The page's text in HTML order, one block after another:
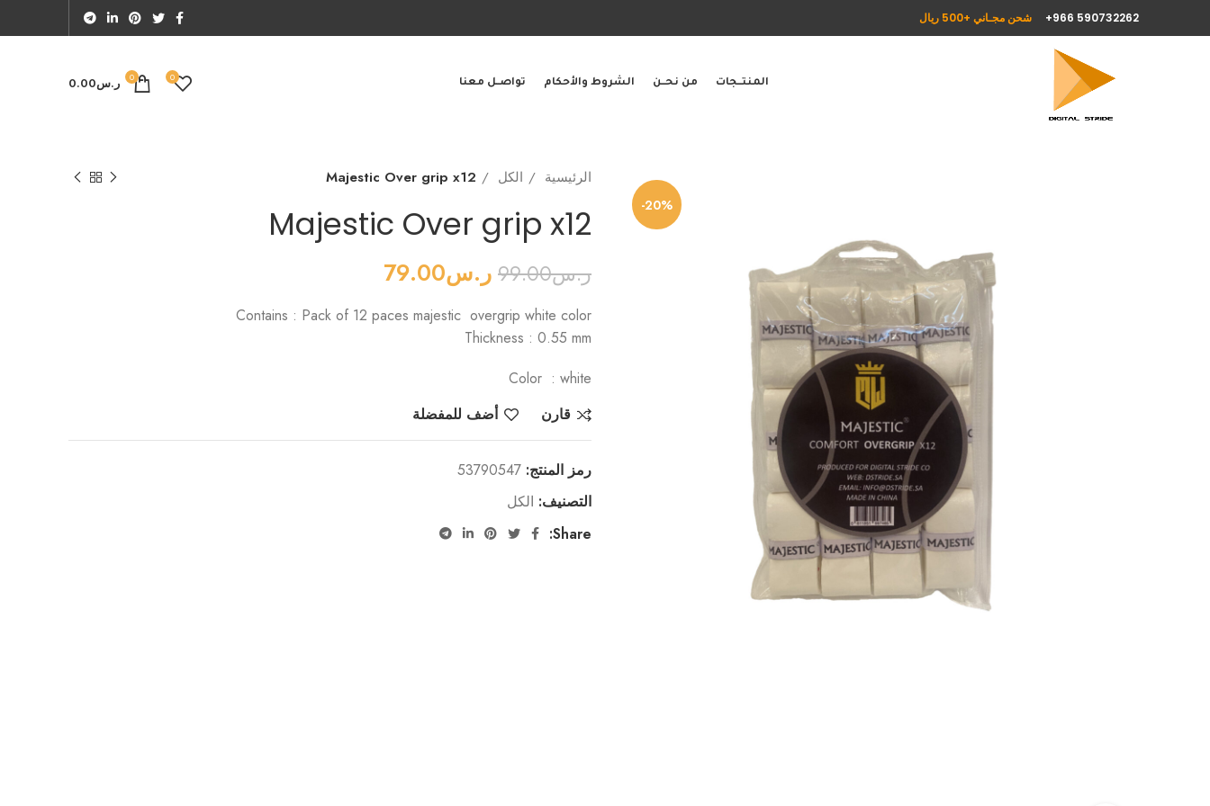
شحن مجـاني +500 ريال
المنتــجات من نحــن الشروط والأحكام تواصــل معنا
0
0 ر.س0.00
-20%
الرئيسية الكل Majestic Over grip x12
Majestic Over grip x12
ر.س99.00 ر.س79.00
Contains : Pack of 12 paces majestic overgrip white color
Thickness : 0.55 mm
Color : white
قارن
أضف للمفضلة
رمز المنتج: 53790547
التصنيف: الكل
Share: